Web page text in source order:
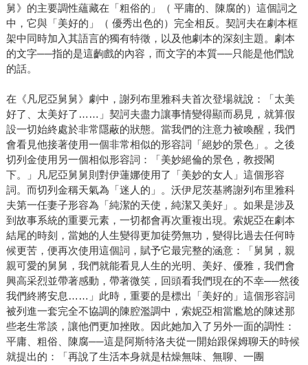
舅》的主要調性蘊藏在「粗俗的」（ 平庸的、陳腐的）這個詞之
中，它與「美好的」（ 優秀出色的）完全相反。契訶夫在劇本框
架中同時加入其語言的獨有特徵，以及他劇本的深刻主題。劇本
的文字──指的是這齣戲的內容，而文字的本質──只能是他們說
的話。
在《凡尼亞舅舅》劇中，謝列布里雅科夫首次登場就說：「太美
好了、太美好了……」契訶夫盡力讓事情變得顯而易見，就算假
設一切始終處於非常隱蔽的狀態。當我們的注意力被喚醒，我們
會看見他接著使用一個非常相似的形容詞「絕妙的景色」。之後
切列金使用另一個相似形容詞：「美妙絕倫的景色，教授閣
下。」凡尼亞舅舅則對伊蓮娜使用了「美妙的女人」這個形容
詞。而切列金稱天氣為「迷人的」。沃伊尼茨基將謝列布里雅科
夫第一任妻子形容為「純潔的天使，純潔又美好」。如果是涉及
到故事系統的重要元素，一切都會再次重複出現。索妮亞在劇本
結尾的時刻，當她的人生變得更加徒勞無功，變得比過去任何時
候更苦，便再次使用這個詞，賦予它最完整的涵意：「舅舅，親
親可愛的舅舅，我們就能看見人生的光明、美好、優雅，我們會
興高采烈並帶著感動，帶著微笑，回頭看我們現在的不幸──然後
我們終將安息……」此時，重要的是標出「美好的」這個形容詞
被列進一套完全不協調的陳腔濫調中，索妮亞相當尷尬的陳述那
些老生常談，讓他們更加挫敗。因此她加入了另外一面的調性：
平庸、粗俗、陳腐──這是阿斯特洛夫從一開始跟保姆聊天的時候
就提出的：「再說了生活本身就是枯燥無味、無聊、一團